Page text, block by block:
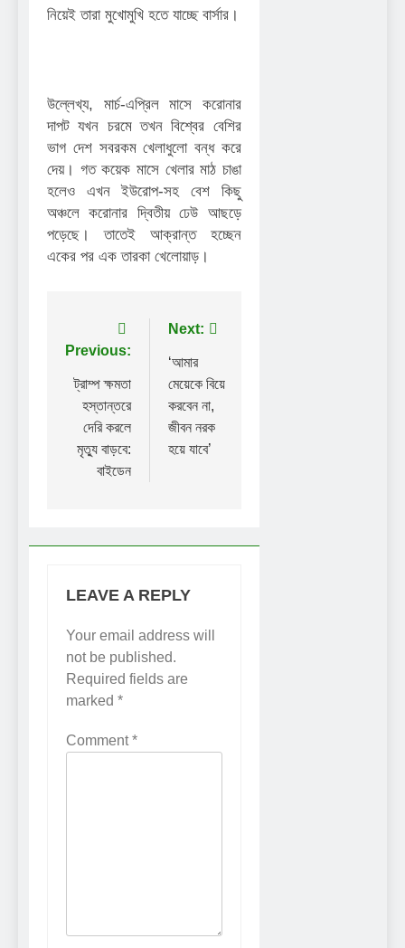
নিয়েই তারা মুখোমুখি হতে যাচ্ছে বার্সার।
উল্লেখ্য, মার্চ-এপ্রিল মাসে করোনার
দাপট যখন চরমে তখন বিশ্বের বেশির
ভাগ দেশ সবরকম খেলাধুলো বন্ধ করে
দেয়। গত কয়েক মাসে খেলার মাঠ চাঙা
হলেও এখন ইউরোপ-সহ বেশ কিছু
অঞ্চলে করোনার দ্বিতীয় ঢেউ আছড়ে
পড়েছে। তাতেই আক্রান্ত হচ্ছেন
একের পর এক তারকা খেলোয়াড়।
navigation
Previous:
ট্রাম্প ক্ষমতা
হস্তান্তরে
দেরি করলে
মৃত্যু বাড়বে:
বাইডেন
Next:
‘আমার
মেয়েকে বিয়ে
করবেন না,
জীবন নরক
হয়ে যাবে’
LEAVE A REPLY
Your email address will
not be published.
Required fields are
marked *
Comment*